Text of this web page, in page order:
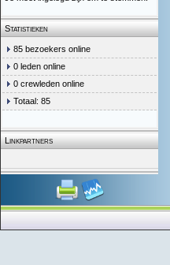
Statistieken
85 bezoekers online
0 leden online
0 crewleden online
Totaal: 85
Linkpartners